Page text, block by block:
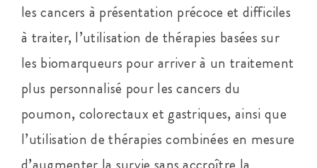
les cancers à présentation précoce et difficiles
à traiter, l’utilisation de thérapies basées sur
les biomarqueurs pour arriver à un traitement
plus personnalisé pour les cancers du
poumon, colorectaux et gastriques, ainsi que
l’utilisation de thérapies combinées en mesure